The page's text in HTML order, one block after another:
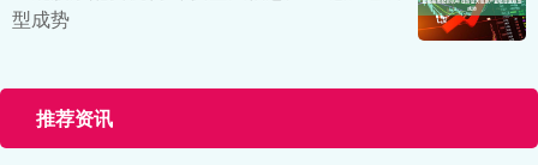
型成势
推荐资讯